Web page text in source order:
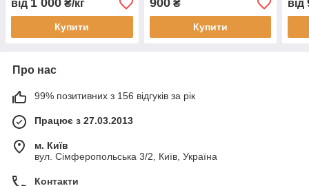
від 1 000 ₴/кг
Купити
900₴
Купити
від
Про нас
99% позитивних з 156 відгуків за рік
Працює з 27.03.2013
м. Київ
вул. Сімферопольська 3/2, Київ, Україна
Контакти